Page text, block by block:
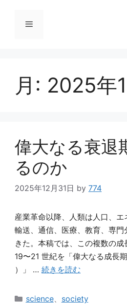
ニ
ー
月: 2025年
偉大なる衰退
るのか
2025年12月31日 by 774
産業革命以降、人類は人口、エ
輸送、通信、医療、教育、専門
きた。本稿では、この複数の
19〜21 世紀を「偉大なる成長
）」 … 続きを読む
カ
science、 society